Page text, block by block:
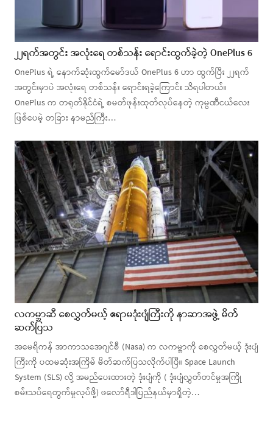
၂၂ရက်အတွင်း အလုံးရေ တစ်သန်း ရောင်းထွက်ခဲ့တဲ့ OnePlus 6
OnePlus ရဲ့ နောက်ဆုံးထွက်မော်ဒယ် OnePlus 6 ဟာ ထွက်ပြီး ၂၂ရက်
အတွင်းမှာပဲ အလုံးရေ တစ်သန်း ရောင်းရခဲ့ကြောင်း သိရပါတယ်။
OnePlus က တရုတ်နိုင်ငံရဲ့ စမတ်ဖုန်းထုတ်လုပ်နေတဲ့ ကုမ္ပဏီငယ်လေး
ဖြစ်ပေမဲ့ တခြား နာမည်ကြီး…
လကမ္ဘာဆီ စေလွှတ်မယ့် ဧရာမဒုံးပျံကြီးကို နာဆာအဖွဲ့ မိတ်
ဆက်ပြသ
အမေရိကန် အာကာသအေဂျင်စီ (Nasa) က လကမ္ဘာကို စေလွှတ်မယ့် ဒုံးပျံ
ကြီးကို ပထမဆုံးအကြိမ် မိတ်ဆက်ပြသလိုက်ပါပြီ။ Space Launch
System (SLS) လို့ အမည်ပေးထားတဲ့ ဒုံးပျံကို ( ဒုံးပျံလွှတ်တင်မှုအကြို
စမ်းသပ်ရေတွက်မှုလုပ်ဖို့) ဖလော်ရီဒါပြည်နယ်မှာရှိတဲ့…